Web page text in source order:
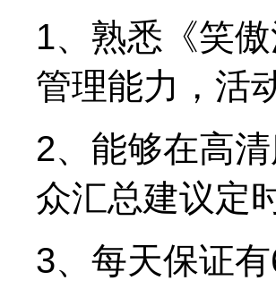
1、熟悉《笑
管理能力，活
2、能够在高
众汇总建议定
3、每天保证